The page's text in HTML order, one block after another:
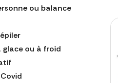
ou balance
glace ou à froid